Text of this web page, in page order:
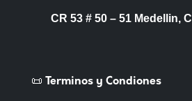
CR 53 # 50 – 51 Medellin,
📜 Terminos y Condiones